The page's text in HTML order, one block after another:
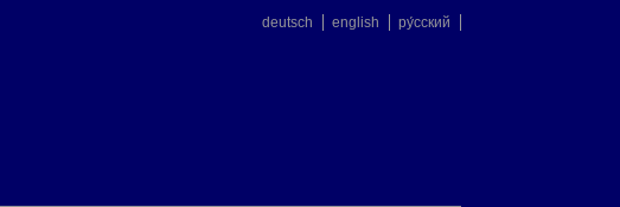
deutsch english ру́сский